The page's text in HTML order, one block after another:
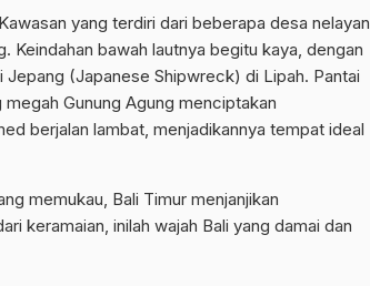
yang terdiri dari beberapa desa nelayan
Keindahan bawah lautnya begitu kaya, dengan
(Japanese Shipwreck) di Lipah. Pantai
Gunung Agung menciptakan
berjalan lambat, menjadikannya tempat ideal
memukau, Bali Timur menjanjikan
keramaian, inilah wajah Bali yang damai dan